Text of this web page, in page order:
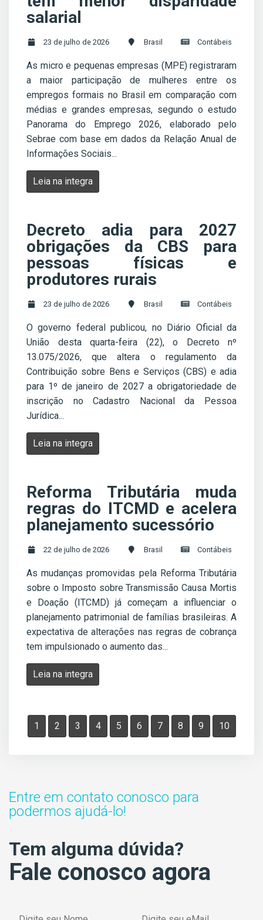
salarial
23 de julho de 2026 Brasil Contábeis
As micro e pequenas empresas (MPE) registraram
a maior participação de mulheres entre os
empregos formais no Brasil em comparação com
médias e grandes empresas, segundo o estudo
Panorama do Emprego 2026, elaborado pelo
Sebrae com base em dados da Relação Anual de
Informações Sociais...
Leia na integra
Decreto adia para 2027
obrigações da CBS para
pessoas físicas e
produtores rurais
23 de julho de 2026 Brasil Contábeis
O governo federal publicou, no Diário Oficial da
União desta quarta-feira (22), o Decreto nº
13.075/2026, que altera o regulamento da
Contribuição sobre Bens e Serviços (CBS) e adia
para 1º de janeiro de 2027 a obrigatoriedade de
inscrição no Cadastro Nacional da Pessoa
Jurídica...
Leia na integra
Reforma Tributária muda
regras do ITCMD e acelera
planejamento sucessório
22 de julho de 2026 Brasil Contábeis
As mudanças promovidas pela Reforma Tributária
sobre o Imposto sobre Transmissão Causa Mortis
e Doação (ITCMD) já começam a influenciar o
planejamento patrimonial de famílias brasileiras. A
expectativa de alterações nas regras de cobrança
tem impulsionado o aumento das...
Leia na integra
1 2 3 4 5 6 7 8 9 10
Entre em contato conosco para
podermos ajudá-lo!
Tem alguma dúvida?
Fale conosco agora